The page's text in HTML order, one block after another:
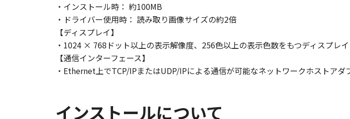
９．U.S. GOVERNMENT RESTRICTED RIGHTS NOTICE
“米国政府エンドユーザー”とは、米国政府の機関また団体を意味します
が適用されます：The SOFTWARE is a "commercial item," as that
"commercial computer software" and "commercial computer
(Sept 1995). Consistent with 48 C.F.R. 12.212 and 48 C.F.R.
Users shall acquire the SOFTWARE with only those rights set forth
chome, Ohta-ku, Tokyo 146-8501, Japan.
10．分離可能性
・インストール時： 約100MB
・ドライバー使用時： 読み取り画像サイズの約2倍
【ディスプレイ】
・1024 × 768ドット以上の表示解像度、256色以上の表示色数をもつディスプレイ
【通信インターフェース】
・Ethernet上でTCP/IPまたはUDP/IPによる通信が可能なネットワークホストアダ
インストールについて